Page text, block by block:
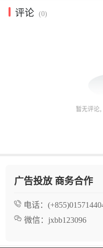
评论 (0)
广告投放 商务合作
电话：
微信： jxbb123096